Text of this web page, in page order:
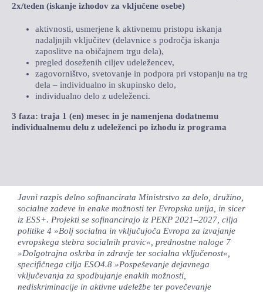
2x/teden (iskanje izhodov za vključene osebe)
aktivnosti, usmerjene k aktivnemu pristopu iskanja
nadaljnjih vključitev (delavnice s področja iskanja
zaposlitve na običajnem trgu dela),
pregled doseženih ciljev udeležencev,
zagovorništvo, svetovanje in podpora pri vstopanju na trg
dela – individualno in skupinsko delo,
individualno delo z udeleženci.
3 faza: traja 1 (en) mesec in je namenjena dodatnemu
individualnemu delu z udeleženci po izhodu iz programa
Javni razpis delno sofinancirata Ministrstvo za delo, družino,
socialne zadeve in enake možnosti ter Evropska unija, in sicer
iz ESS+. Projekti se sofinancirajo iz PEKP 2021–2027, cilja
politike 4 »Bolj socialna in vključujoča Evropa za izvajanje
evropskega stebra socialnih pravic«, prednostne naloge 7
»Dolgotrajna oskrba in zdravje ter socialna vključenost«,
specifičnega cilja ESO4.8 »Pospeševanje dejavnega
vključevanja za spodbujanje enakih možnosti,
nediskriminacije in aktivne udeležbe ter povečevanje